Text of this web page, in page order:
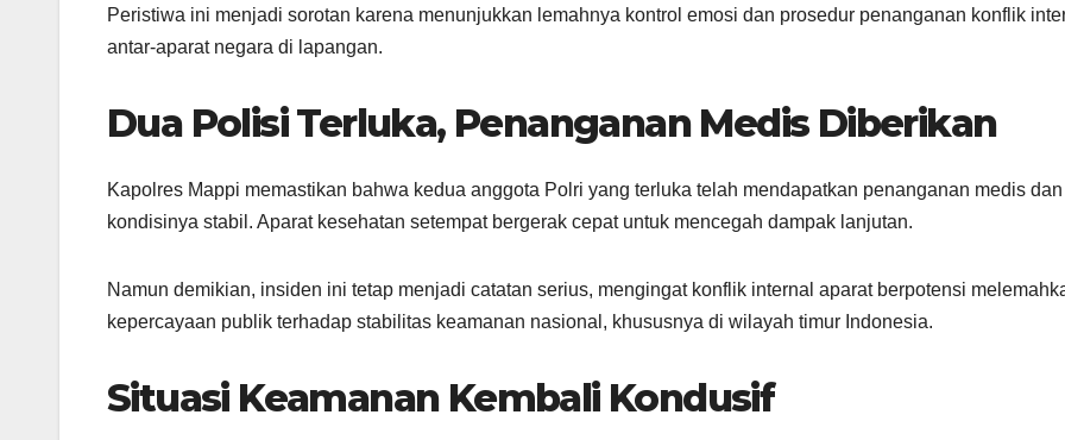
Peristiwa ini menjadi sorotan karena menunjukkan lemahnya kontrol emosi dan prosedur penanganan konflik
antar-aparat negara di lapangan.
Dua Polisi Terluka, Penanganan Medis Diberikan
Kapolres Mappi memastikan bahwa kedua anggota Polri yang terluka telah mendapatkan penanganan medis dan
kondisinya stabil. Aparat kesehatan setempat bergerak cepat untuk mencegah dampak lanjutan.
Namun demikian, insiden ini tetap menjadi catatan serius, mengingat konflik internal aparat berpotensi
kepercayaan publik terhadap stabilitas keamanan nasional, khususnya di wilayah timur Indonesia.
Situasi Keamanan Kembali Kondusif